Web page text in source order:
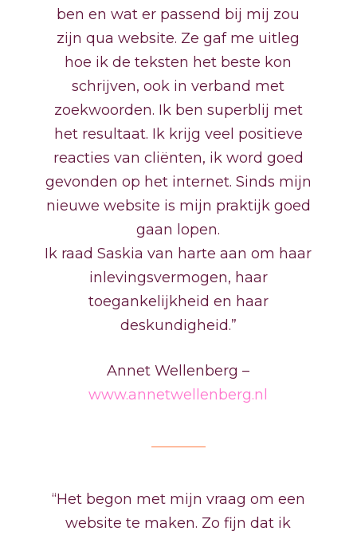
ben en wat er passend bij mij zou
zijn qua website. Ze gaf me uitleg
hoe ik de teksten het beste kon
schrijven, ook in verband met
zoekwoorden. Ik ben superblij met
het resultaat. Ik krijg veel positieve
reacties van cliënten, ik word goed
gevonden op het internet. Sinds mijn
nieuwe website is mijn praktijk goed
gaan lopen.
Ik raad Saskia van harte aan om haar
inlevingsvermogen, haar
toegankelijkheid en haar
deskundigheid.”
Annet Wellenberg –
www.annetwellenberg.nl
“Het begon met mijn vraag om een
website te maken. Zo fijn dat ik